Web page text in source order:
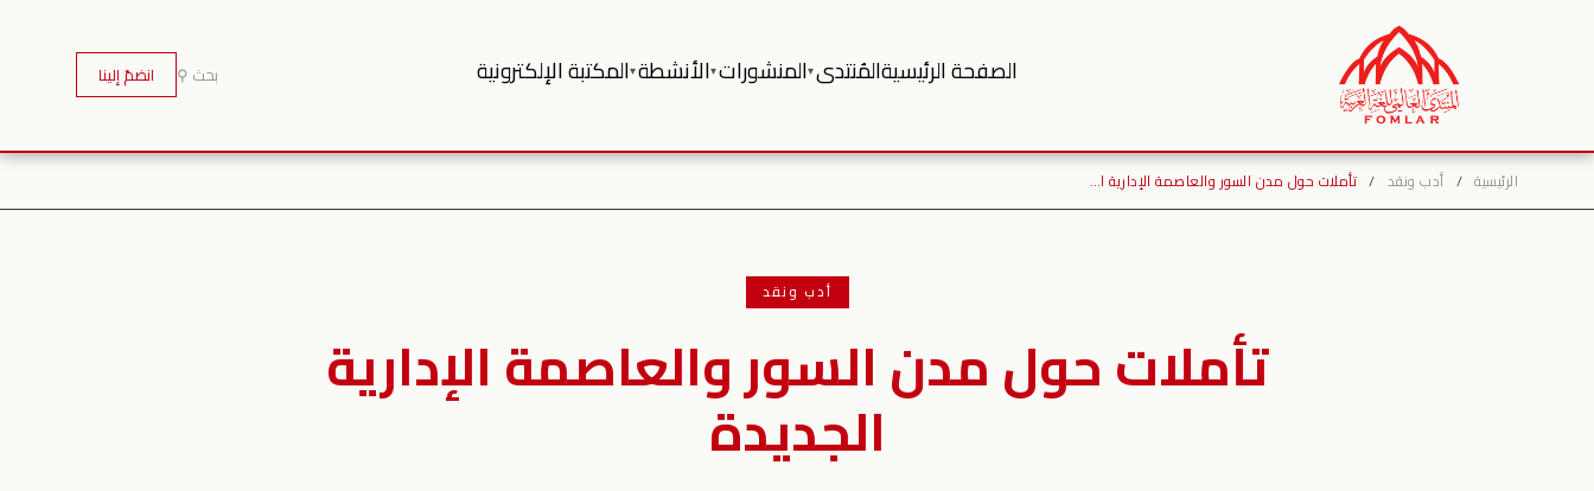
الصفحة الرئيسيةالمُنتدى▾المنشورات▾الأنشطة▾المكتبة الإلكترونية بحث ⚲ انضمّ إلينا
الرئيسية / أدب ونقد / تأملات حول مدن السور والعاصمة الإدارية ا…
أدب ونقد
تأملات حول مدن السور والعاصمة الإدارية
الجديدة